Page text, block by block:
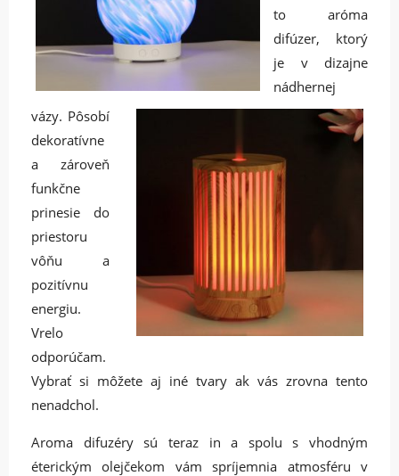
to aróma
difúzer, ktorý
je v dizajne
nádhernej
vázy. Pôsobí
dekoratívne
a zároveň
funkčne
prinesie do
priestoru
vôňu a
pozitívnu
energiu.
Vrelo
odporúčam.
Vybrať si môžete aj iné tvary ak vás zrovna tento
nenadchol.
Aroma difuzéry sú teraz in a spolu s vhodným
éterickým olejčekom vám spríjemnia atmosféru v